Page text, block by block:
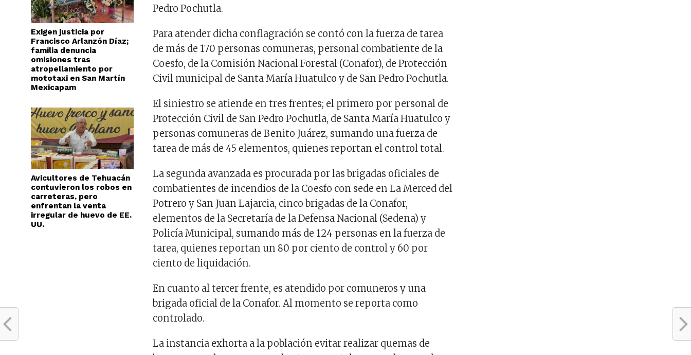
Exigen justicia por
Francisco Arlanzón Díaz;
familia denuncia
omisiones tras
atropellamiento por
mototaxi en San Martín
Mexicapam
Avicultores de Tehuacán
contuvieron los robos en
carreteras, pero
enfrentan la venta
irregular de huevo de EE.
UU.
Pedro Pochutla.
Para atender dicha conflagración se contó con la fuerza de tarea
de más de 170 personas comuneras, personal combatiente de la
Coesfo, de la Comisión Nacional Forestal (Conafor), de Protección
Civil municipal de Santa María Huatulco y de San Pedro Pochutla.
El siniestro se atiende en tres frentes; el primero por personal de
Protección Civil de San Pedro Pochutla, de Santa María Huatulco y
personas comuneras de Benito Juárez, sumando una fuerza de
tarea de más de 45 elementos, quienes reportan el control total.
La segunda avanzada es procurada por las brigadas oficiales de
combatientes de incendios de la Coesfo con sede en La Merced del
Potrero y San Juan Lajarcia, cinco brigadas de la Conafor,
elementos de la Secretaría de la Defensa Nacional (Sedena) y
Policía Municipal, sumando más de 124 personas en la fuerza de
tarea, quienes reportan un 80 por ciento de control y 60 por
ciento de liquidación.
En cuanto al tercer frente, es atendido por comuneros y una
brigada oficial de la Conafor. Al momento se reporta como
controlado.
La instancia exhorta a la población evitar realizar quemas de